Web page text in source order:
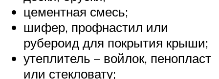
цементная смесь;
шифер, профнастил или
рубероид для покрытия крыши;
утеплитель – войлок, пенопласт
или стекловату;